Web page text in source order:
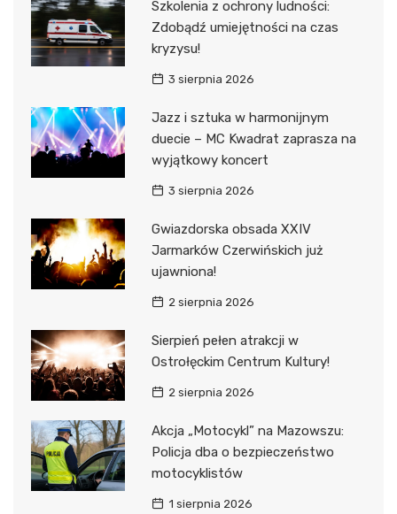
Szkolenia z ochrony ludności:
Zdobądź umiejętności na czas
kryzysu!
3 sierpnia 2026
Jazz i sztuka w harmonijnym
duecie – MC Kwadrat zaprasza na
wyjątkowy koncert
3 sierpnia 2026
Gwiazdorska obsada XXIV
Jarmarków Czerwińskich już
ujawniona!
2 sierpnia 2026
Sierpień pełen atrakcji w
Ostrołęckim Centrum Kultury!
2 sierpnia 2026
Akcja „Motocykl” na Mazowszu:
Policja dba o bezpieczeństwo
motocyklistów
1 sierpnia 2026